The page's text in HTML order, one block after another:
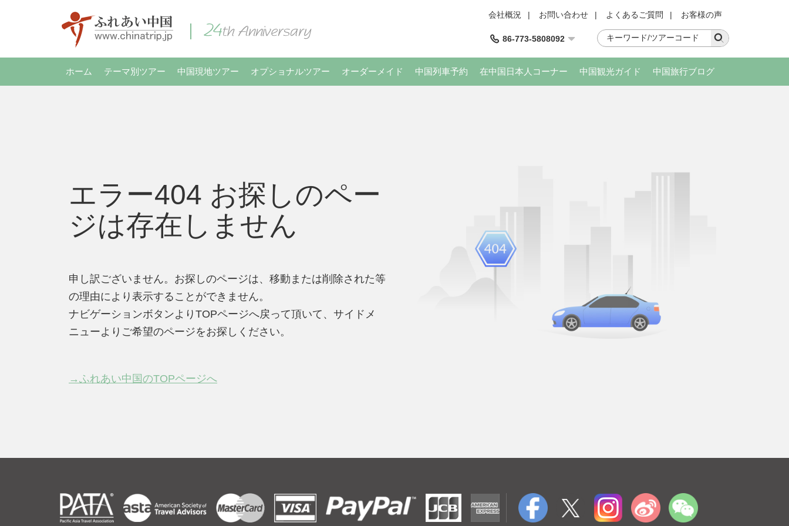
会社概況 | お問い合わせ | よくあるご質問 | お客様の声
86-773-5808092
ホーム テーマ別ツアー 中国現地ツアー オプショナルツアー オーダーメイド 中国列車予約 在中国日本人コーナー 中国観光ガイド 中国旅行ブログ
エラー404 お探しのペー
ジは存在しません
申し訳ございません。お探しのページは、移動または削除された等
の理由により表示することができません。
ナビゲーションボタンよりTOPページへ戻って頂いて、サイドメ
ニューよりご希望のページをお探しください。
→ふれあい中国のTOPページへ